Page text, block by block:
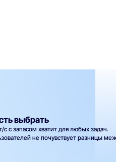
выбрать
с с запасом хватит для любых задач.
не почувствует разницы